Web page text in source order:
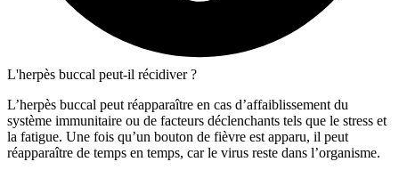
L'herpès buccal peut-il récidiver ?
L’herpès buccal peut réapparaître en cas d’affaiblissement du
système immunitaire ou de facteurs déclenchants tels que le stress et
la fatigue. Une fois qu’un bouton de fièvre est apparu, il peut
réapparaître de temps en temps, car le virus reste dans l’organisme.